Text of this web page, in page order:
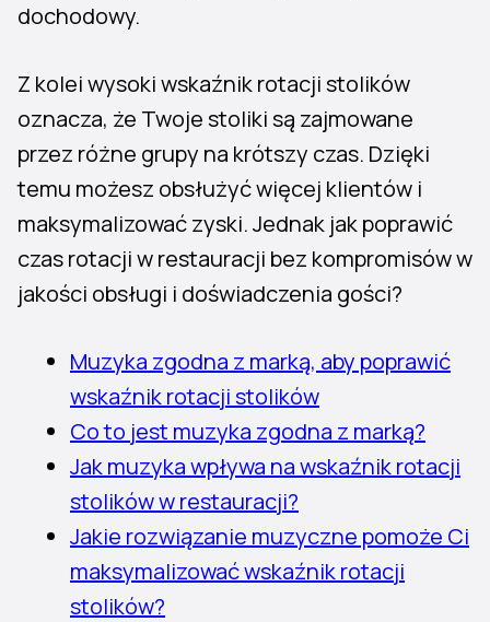
dochodowy.
Z kolei wysoki wskaźnik rotacji stolików
oznacza, że Twoje stoliki są zajmowane
przez różne grupy na krótszy czas. Dzięki
temu możesz obsłużyć więcej klientów i
maksymalizować zyski. Jednak jak poprawić
czas rotacji w restauracji bez kompromisów w
jakości obsługi i doświadczenia gości?
Muzyka zgodna z marką, aby poprawić
wskaźnik rotacji stolików
Co to jest muzyka zgodna z marką?
Jak muzyka wpływa na wskaźnik rotacji
stolików w restauracji?
Jakie rozwiązanie muzyczne pomoże Ci
maksymalizować wskaźnik rotacji
stolików?